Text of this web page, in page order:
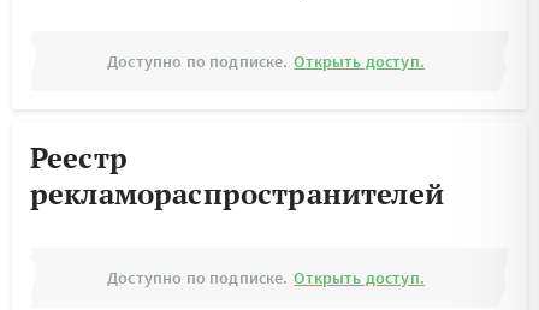
Доступно по подписке. Открыть доступ.
Реестр
рекламораспространителей
Доступно по подписке. Открыть доступ.